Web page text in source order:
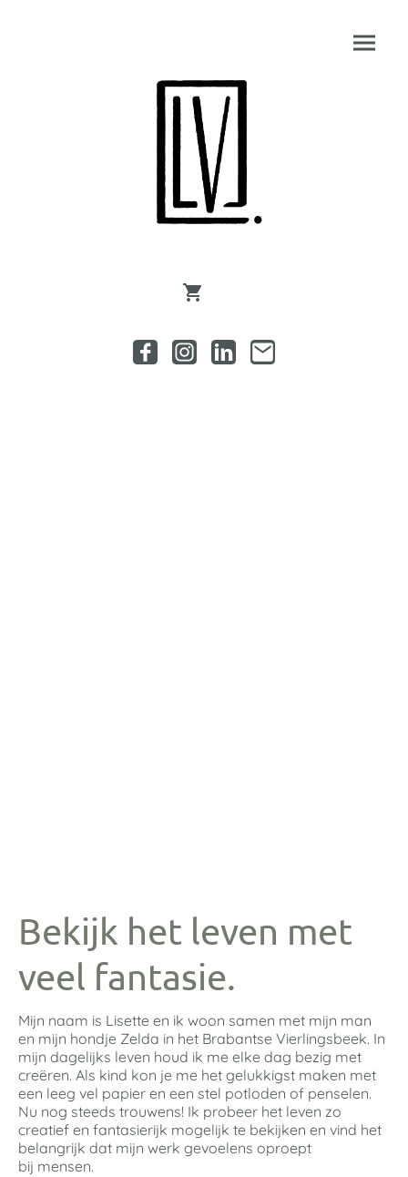
Bekijk het leven met
veel fantasie.
Mijn naam is Lisette en ik woon samen met mijn man
en mijn hondje Zelda in het Brabantse Vierlingsbeek. In
mijn dagelijks leven houd ik me elke dag bezig met
creëren. Als kind kon je me het gelukkigst maken met
een leeg vel papier en een stel potloden of penselen.
Nu nog steeds trouwens! Ik probeer het leven zo
creatief en fantasierijk mogelijk te bekijken en vind het
belangrijk dat mijn werk gevoelens oproept
bij mensen.